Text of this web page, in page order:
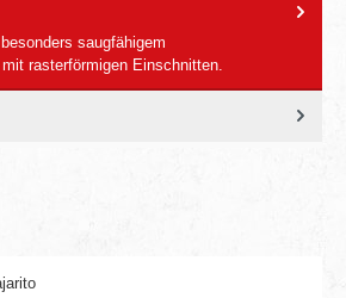
saugfähigem
rasterförmigen Einschnitten.